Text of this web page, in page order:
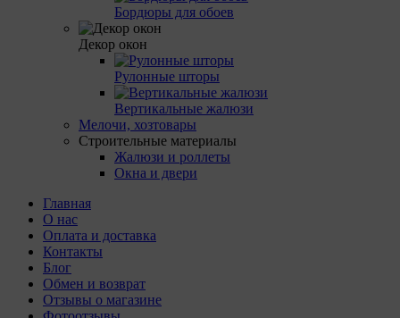
Бордюры для обоев
Декор окон
Рулонные шторы
Вертикальные жалюзи
Мелочи, хозтовары
Строительные материалы
Жалюзи и роллеты
Окна и двери
Главная
О нас
Оплата и доставка
Контакты
Блог
Обмен и возврат
Отзывы о магазине